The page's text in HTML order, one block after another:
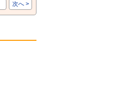
次へ >